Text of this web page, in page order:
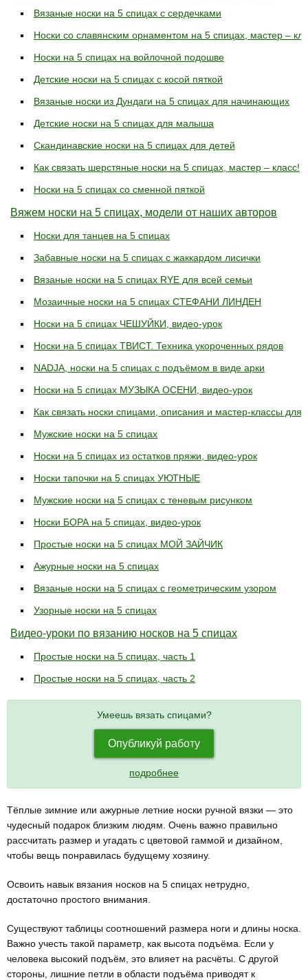
Вязаные носки на 5 спицах с сердечками
Носки со славянским орнаментом на 5 спицах, мастер –
Носки на 5 спицах на войлочной подошве
Детские носки на 5 спицах с косой пяткой
Вязаные носки из Дундаги на 5 спицах для начинающих
Детские носки на 5 спицах для малыша
Скандинавские носки на 5 спицах для детей
Как связать шерстяные носки на 5 спицах, мастер – класс!
Носки на 5 спицах со сменной пяткой
Вяжем носки на 5 спицах, модели от наших авторов
Носки для танцев на 5 спицах
Забавные носки на 5 спицах с жаккардом лисички
Вязаные носки на 5 спицах RYE для всей семьи
Мозаичные носки на 5 спицах СТЕФАНИ ЛИНДЕН
Носки на 5 спицах ЧЕШУЙКИ, видео-урок
Носки на 5 спицах ТВИСТ. Техника укороченных рядов
NADJA, носки на 5 спицах с подъёмом в виде арки
Носки на 5 спицах МУЗЫКА ОСЕНИ, видео-урок
Как связать носки спицами, описания и мастер-классы
Мужские носки на 5 спицах
Носки на 5 спицах из остатков пряжи, видео-урок
Носки тапочки на 5 спицах УЮТНЫЕ
Мужские носки на 5 спицах с теневым рисунком
Носки БОРА на 5 спицах, видео-урок
Простые носки на 5 спицах МОЙ ЗАЙЧИК
Ажурные носки на 5 спицах
Вязаные носки на 5 спицах с геометрическим узором
Узорные носки на 5 спицах
Видео-уроки по вязанию носков на 5 спицах
Простые носки на 5 спицах, часть 1
Простые носки на 5 спицах, часть 2
Умеешь вязать спицами?
Опубликуй работу
подробнее
Тёплые зимние или ажурные летние носки ручной вязки — это
чудесный подарок близким людям. Очень важно правильно
рассчитать размер и угадать с цветовой гаммой и дизайном,
чтобы вещь понравилась будущему хозяину.
Освоить навык вязания носков на 5 спицах нетрудно,
достаточно простого внимания.
Существуют таблицы соотношений размера ноги и длины носка.
Важно учесть такой параметр, как высота подъёма. Если у
человека высокий подъём, это влияет на расчёты. С другой
стороны, лишние петли в области подъёма приводят к